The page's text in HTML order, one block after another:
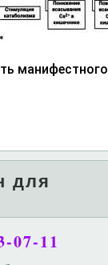
манифестного
для
07-11